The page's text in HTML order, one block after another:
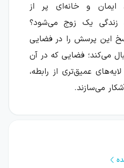
ایمان و خانه‌ای پر از
زندگی یک زوج می‌شود؟
این پرسش را در فضایی
می‌کند؛ فضایی که در آن
عمیق‌تری از رابطه،
می‌سازند.
و باورهای متفاوت
لس‌آنجلس می‌گذرد و از